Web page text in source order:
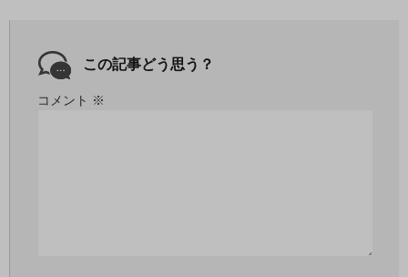
この記事どう思う？
コメント ※